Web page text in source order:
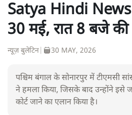
Satya Hindi
30 मई, रात 8 बजे
न्यूज़ बुलेटिन 30 MAY, 2026
पश्चिम बंगाल के सोनारपुर में टीएमसी
ने हमला किया, जिसके बाद उन्होंने इसे
कोर्ट जाने का एलान किया है।